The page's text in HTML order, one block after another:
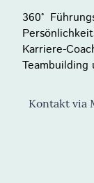
360°
Karriere-
Kontakt via